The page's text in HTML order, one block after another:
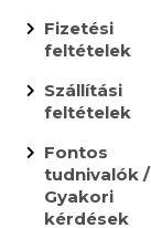
Fizetési
feltételek
Szállítási
feltételek
Fontos
tudnivalók /
Gyakori
kérdések